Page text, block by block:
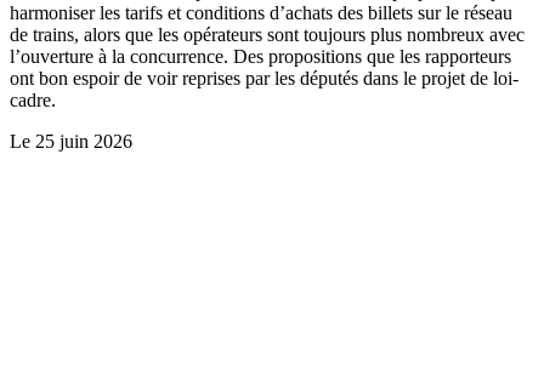
harmoniser les tarifs et conditions d’achats des billets sur le réseau
de trains, alors que les opérateurs sont toujours plus nombreux avec
l’ouverture à la concurrence. Des propositions que les rapporteurs
ont bon espoir de voir reprises par les députés dans le projet de loi-
cadre.
Le 25 juin 2026